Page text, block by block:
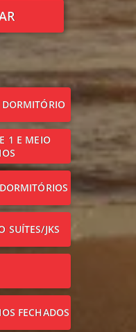
1 E MEIO
SUÍTES/JKS
FECHADOS